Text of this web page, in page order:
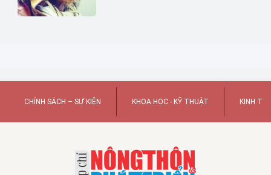
CHÍNH SÁCH – SỰ KIỆN KHOA HỌC - KỸ THUẬT KINH TẾ